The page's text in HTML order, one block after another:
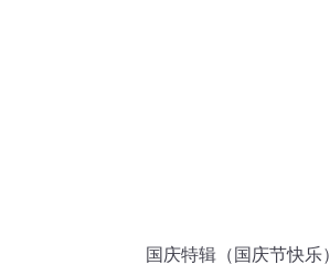
国庆特辑（国庆节快乐）